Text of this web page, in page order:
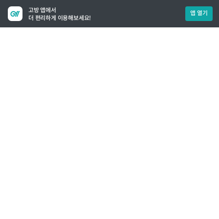
고방 앱에서
더 편리하게 이용해보세요!
앱 열기